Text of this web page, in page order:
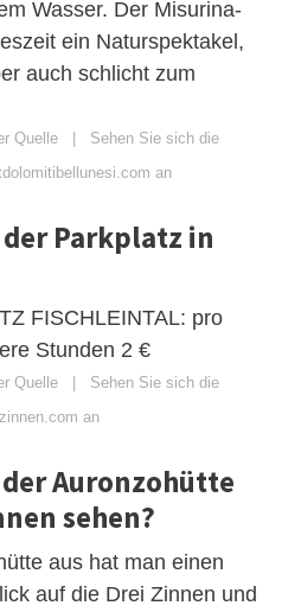
Wasser. Der Misurina-
ein Naturspektakel,
auch schlicht zum
Quelle | Sehen Sie sich die
an
Parkplatz in
FISCHLEINTAL: pro
Stunden 2 €
Quelle | Sehen Sie sich die
an
Auronzohütte
sehen?
aus hat man einen
auf die Drei Zinnen und